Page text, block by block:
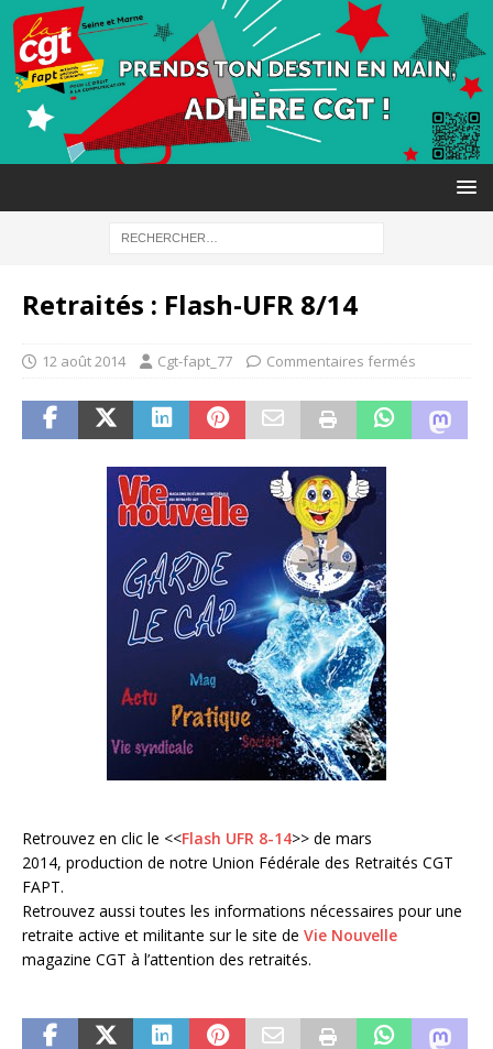
Retraités : Flash-UFR 8/14
12 août 2014 Cgt-fapt_77 Commentaires fermés
Retrouvez en clic le <<Flash UFR 8-14>> de mars
2014, production de notre Union Fédérale des Retraités CGT
FAPT.
Retrouvez aussi toutes les informations nécessaires pour une
retraite active et militante sur le site de Vie Nouvelle
magazine CGT à l’attention des retraités.